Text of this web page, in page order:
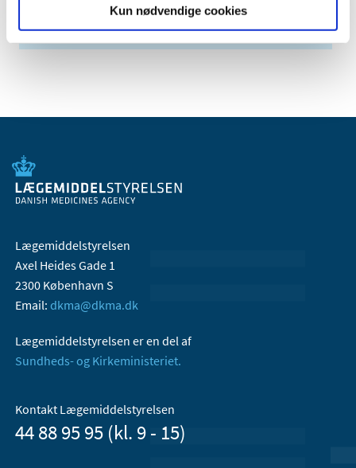
Kun nødvendige cookies
Generelle tilskud til medicin
Lægemiddelstyrelsen
Axel Heides Gade 1
2300 København S
Email: dkma@dkma.dk
Lægemiddelstyrelsen er en del af
Sundheds- og Kirkeministeriet.
Kontakt Lægemiddelstyrelsen
44 88 95 95 (kl. 9 - 15)